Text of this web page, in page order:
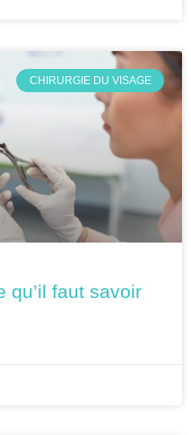
CHIRURGIE DU VISAGE
qu’il faut savoir